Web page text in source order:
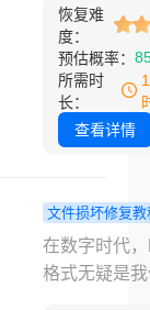
除大于回收
的文件、或
动磁盘（如U
SD卡）上删
时。
修复方法与
策略！
PNG格式保
而，当您满
地双击一个
件，却只看
打开此文件”
种挫败感不
喻。 PNG文
无损压缩和
恢复难
度：
预估概率：
所需时
长：
查看详情
文件损坏修复教
mp4文件损
何修复？一
在数字时代
格式无疑是